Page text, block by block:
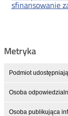
sfinansowanie
Metryka
Podmiot
Osoba
Osoba publikująca